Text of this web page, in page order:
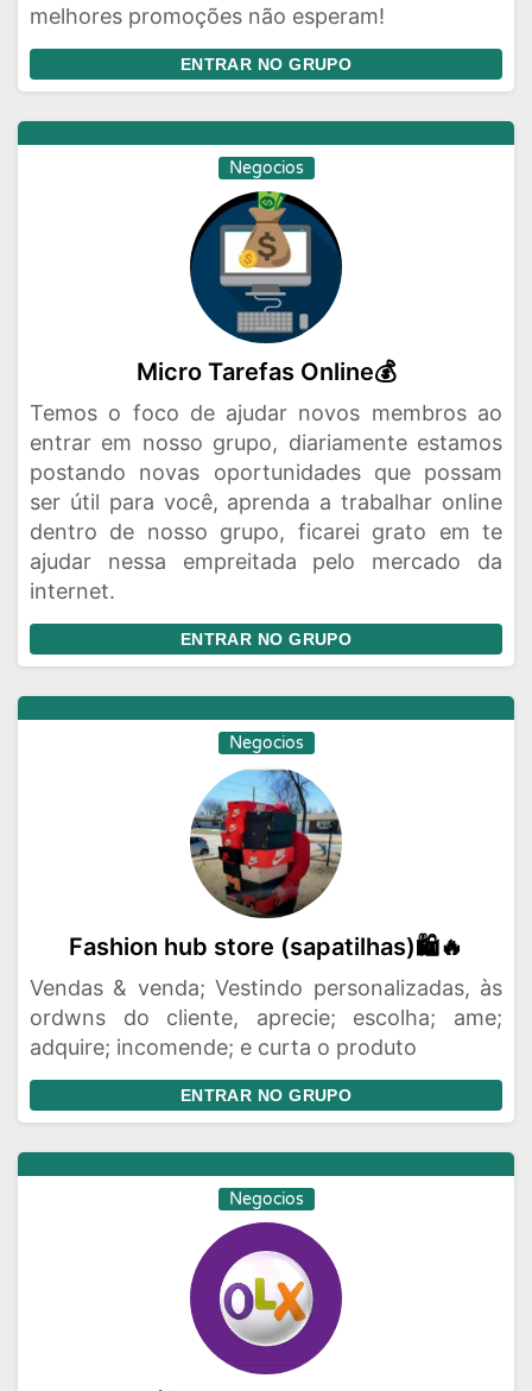
melhores promoções não esperam!
ENTRAR NO GRUPO
Negocios
Micro Tarefas Online💰
Temos o foco de ajudar novos membros ao
entrar em nosso grupo, diariamente estamos
postando novas oportunidades que possam
ser útil para você, aprenda a trabalhar online
dentro de nosso grupo, ficarei grato em te
ajudar nessa empreitada pelo mercado da
internet.
ENTRAR NO GRUPO
Negocios
Fashion hub store (sapatilhas)🛍🔥
Vendas & venda; Vestindo personalizadas, às
ordwns do cliente, aprecie; escolha; ame;
adquire; incomende; e curta o produto
ENTRAR NO GRUPO
Negocios